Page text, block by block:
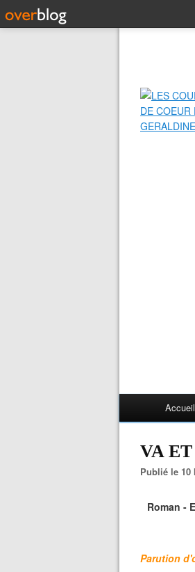
Accueil
VA
Publié le
Roman -
Parution